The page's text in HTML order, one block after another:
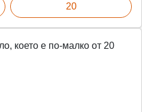
20
което е по-малко от 20